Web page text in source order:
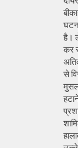
है।
कर
से